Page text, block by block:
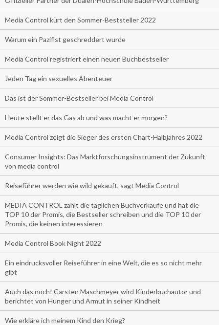
Media Control kürt den Sommer-Beststeller 2022
Warum ein Pazifist geschreddert wurde
Media Control registriert einen neuen Buchbestseller
Jeden Tag ein sexuelles Abenteuer
Das ist der Sommer-Bestseller bei Media Control
Heute stellt er das Gas ab und was macht er morgen?
Media Control zeigt die Sieger des ersten Chart-Halbjahres 2022
Consumer Insights: Das Marktforschungsinstrument der Zukunft
von media control
Reiseführer werden wie wild gekauft, sagt Media Control
MEDIA CONTROL zählt die täglichen Buchverkäufe und hat die
TOP 10 der Promis, die Bestseller schreiben und die TOP 10 der
Promis, die keinen interessieren
Media Control Book Night 2022
Ein eindrucksvoller Reiseführer in eine Welt, die es so nicht mehr
gibt
Auch das noch! Carsten Maschmeyer wird Kinderbuchautor und
berichtet von Hunger und Armut in seiner Kindheit
Wie erkläre ich meinem Kind den Krieg?